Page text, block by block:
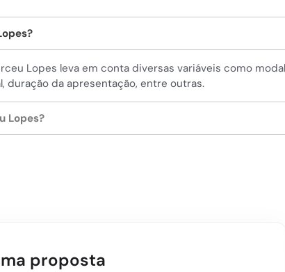
Lopes leva em conta diversas variáveis como
duração da apresentação, entre outras.
Lopes?
proposta